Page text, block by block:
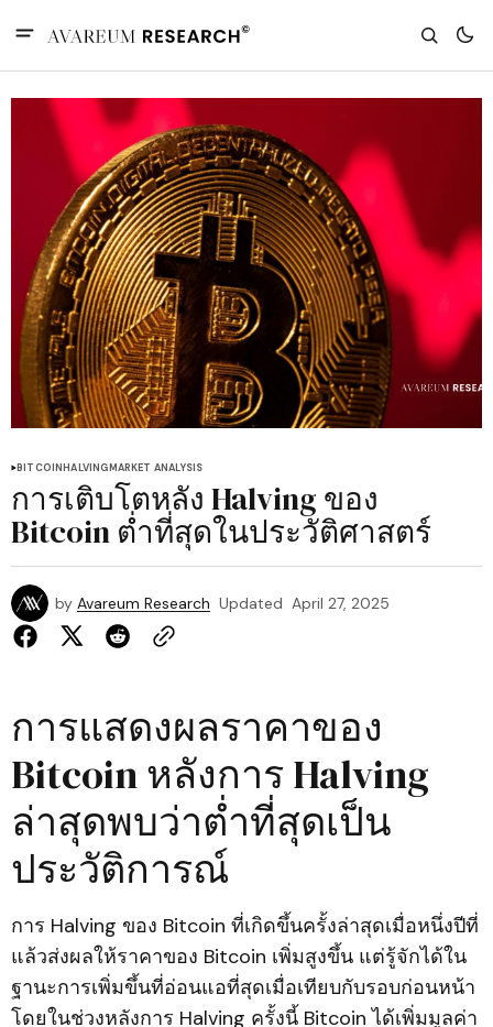
BITCOINHALVINGMARKET ANALYSIS
การเติบโตหลัง Halving ของ
Bitcoin ต่ำที่สุดในประวัติศาสตร์
by Avareum Research Updated April 27, 2025
การแสดงผลราคาของ
Bitcoin หลังการ Halving
ล่าสุดพบว่าต่ำที่สุดเป็น
ประวัติการณ์
การ Halving ของ Bitcoin ที่เกิดขึ้นครั้งล่าสุดเมื่อหนึ่งปีที่
แล้วส่งผลให้ราคาของ Bitcoin เพิ่มสูงขึ้น แต่รู้จักได้ใน
ฐานะการเพิ่มขึ้นที่อ่อนแอที่สุดเมื่อเทียบกับรอบก่อนหน้า
โดยในช่วงหลังการ Halving ครั้งนี้ Bitcoin ได้เพิ่มมูลค่า